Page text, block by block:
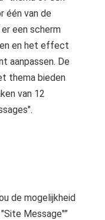
één van de
een scherm
en het effect
aanpassen. De
thema bieden
van 12
de mogelijkheid
Message"”